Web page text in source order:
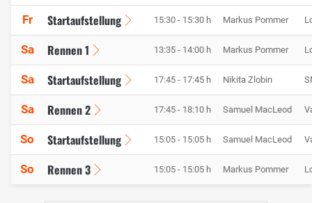
Fr Startaufstellung 15:30 - 15:30 h Markus Pommer
Sa Rennen 1 13:35 - 14:00 h Markus Pommer
Sa Startaufstellung 17:45 - 17:45 h Nikita Zlobin
Sa Rennen 2 17:45 - 18:10 h Samuel MacLeod
So Startaufstellung 15:05 - 15:05 h Samuel MacLeod
So Rennen 3 15:05 - 15:05 h Markus Pommer